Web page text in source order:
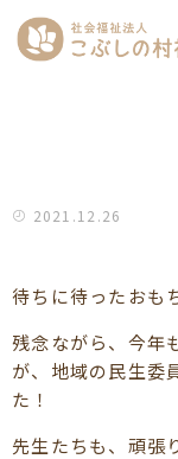
2021.12.26
待ちに待ったおも
残念ながら、今年
が、地域の民生委
た！
先生たちも、頑